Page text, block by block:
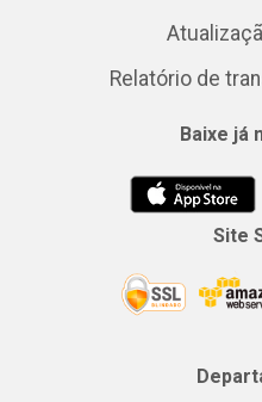
Relatório de
Baixe já
Site